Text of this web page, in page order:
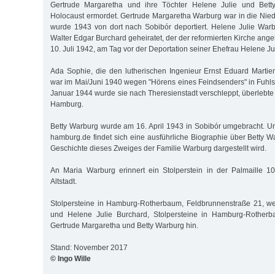
Gertrude Margaretha und ihre Töchter Helene Julie und
Holocaust ermordet. Gertrude Margaretha Warburg war in die
wurde 1943 von dort nach Sobibór deportiert. Helene Julie
Walter Edgar Burchard geheiratet, der der reformierten Kirche
10. Juli 1942, am Tag vor der Deportation seiner Ehefrau Helene
Ada Sophie, die den lutherischen Ingenieur Ernst Eduard
war im Mai/Juni 1940 wegen "Hörens eines Feindsenders" in
Januar 1944 wurde sie nach Theresienstadt verschleppt,
Hamburg.
Betty Warburg wurde am 16. April 1943 in Sobibór umgebracht.
hamburg.de findet sich eine ausführliche Biographie über Betty
Geschichte dieses Zweiges der Familie Warburg dargestellt wird.
An Maria Warburg erinnert ein Stolperstein in der Palmaille
Altstadt.
Stolpersteine in Hamburg-Rotherbaum, Feldbrunnenstraße 21,
und Helene Julie Burchard, Stolpersteine in Hamburg-
Gertrude Margaretha und Betty Warburg hin.
Stand: November 2017
© Ingo Wille